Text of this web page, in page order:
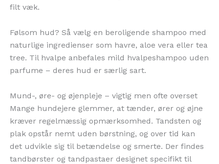
filt væk.
Følsom hud? Så vælg en beroligende shampoo med
naturlige ingredienser som havre, aloe vera eller tea
tree. Til hvalpe anbefales mild hvalpeshampoo uden
parfume – deres hud er særlig sart.
Mund-, øre- og øjenpleje – vigtig men ofte overset
Mange hundejere glemmer, at tænder, ører og øjne
kræver regelmæssig opmærksomhed. Tandsten og
plak opstår nemt uden børstning, og over tid kan
det udvikle sig til betændelse og smerte. Der findes
tandbørster og tandpastaer designet specifikt til